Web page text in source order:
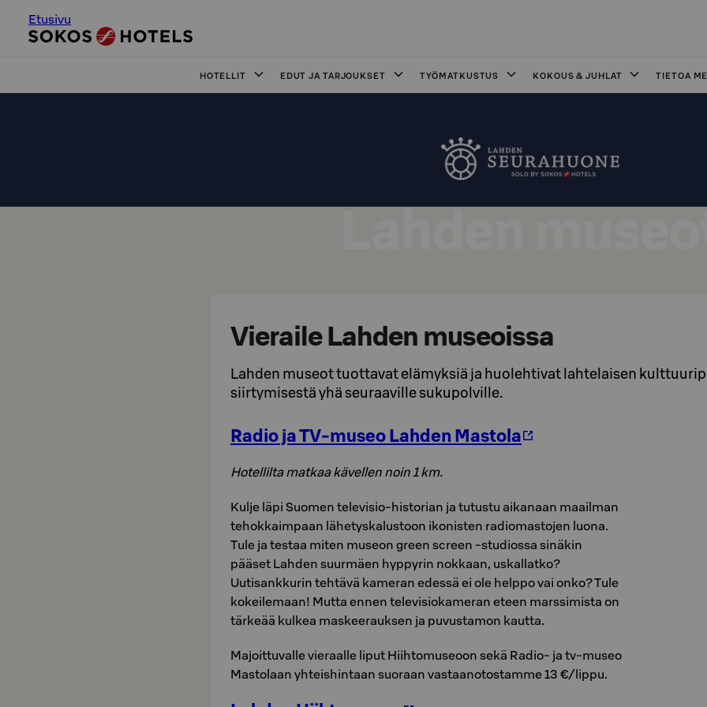
Etusivu
HOTELLIT EDUT JA TARJOUKSET TYÖMATKUSTUS KOKOUS & JUHLAT TIETOA
Lahden
Vieraile Lahden museoissa
Lahden museot tuottavat elämyksiä ja huolehtivat lahtelaisen
siirtymisestä yhä seuraaville sukupolville.
Radio ja TV-museo Lahden Mastola
Hotellilta matkaa kävellen noin 1 km.
Kulje läpi Suomen televisio-historian ja tutustu aikanaan maailman
tehokkaimpaan lähetyskalustoon ikonisten radiomastojen luona.
Tule ja testaa miten museon green screen -studiossa sinäkin
pääset Lahden suurmäen hyppyrin nokkaan, uskallatko?
Uutisankkurin tehtävä kameran edessä ei ole helppo vai onko? Tule
kokeilemaan! Mutta ennen televisiokameran eteen marssimista on
tärkeää kulkea maskeerauksen ja puvustamon kautta.
Majoittuvalle vieraalle liput Hiihtomuseoon sekä Radio- ja tv-museo
Mastolaan yhteishintaan suoraan vastaanotostamme 13 €/lippu.